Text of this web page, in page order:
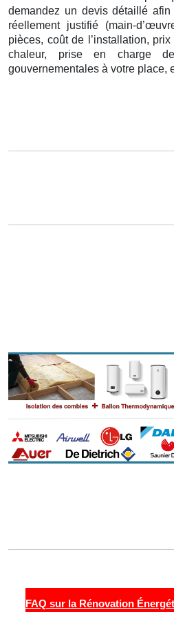
demandez un devis détaillé
réellement justifié (main-
pièces, coût de l’installation,
chaleur, prise en charge
gouvernementales à votre place,
FAQ sur la Rénovation